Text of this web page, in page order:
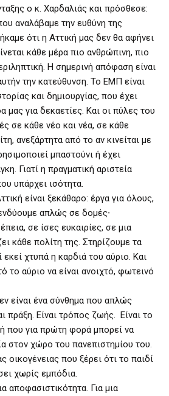
ο κ. Χαρδαλιάς και πρόσθεσε:
αναλάβαμε την ευθύνη της
ότι η Αττική μας δεν θα αφήνει
κάθε μέρα πιο ανθρώπινη, πιο
Η σημερινή απόφαση είναι
την κατεύθυνση. Το ΕΜΠ είναι
και δημιουργίας, που έχει
μας για δεκαετίες. Και οι πύλες του
σε κάθε νέο και νέα, σε κάθε
ανεξάρτητα από το αν κινείται με
μπαστούνι ή έχει
Γιατί η πραγματική αριστεία
υπάρχει ισότητα.
είναι ξεκάθαρο: έργα για όλους,
απλώς σε δομές∙
σε ίσες ευκαιρίες, σε μια
κάθε πολίτη της. Στηρίζουμε τα
εκεί χτυπά η καρδιά του αύριο. Και
το αύριο να είναι ανοιχτό, φωτεινό
είναι ένα σύνθημα που απλώς
πράξη. Είναι τρόπος ζωής. Είναι το
που για πρώτη φορά μπορεί να
στον χώρο του πανεπιστημίου του.
οικογένειας που ξέρει ότι το παιδί
χωρίς εμπόδια.
αποφασιστικότητα. Για μια